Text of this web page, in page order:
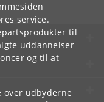
service.
til
uddannelser
og til at
over udbyderne